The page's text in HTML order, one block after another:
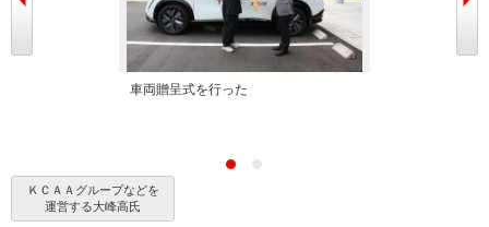
車両贈呈式を行った
ＫＣＡＡグループなどを
運営する大峰高氏